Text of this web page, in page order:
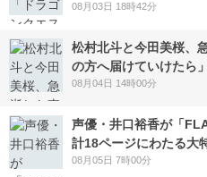
08月03日 18時42分
松村北斗と今田美桜、
の方へ届けていけたら」
08月04日 14時00分
声優・井口裕香が「
計18ページにわたる大
08月05日 7時00分